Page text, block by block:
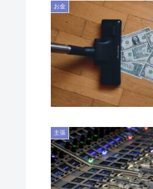
お金
主張